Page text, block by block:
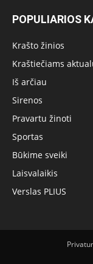
POPULIARIOS
Krašto žinios
Kraštiečiams
Iš arčiau
Sirenos
Pravartu žinoti
Sportas
Būkime sveiki
Laisvalaikis
Verslas PLIUS